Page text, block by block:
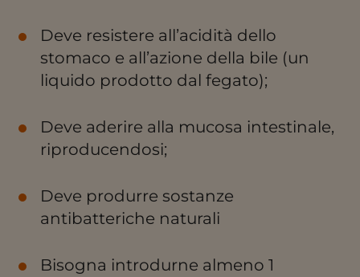
Deve resistere all’acidità dello
stomaco e all’azione della bile (un
liquido prodotto dal fegato);
Deve aderire alla mucosa intestinale,
riproducendosi;
Deve produrre sostanze
antibatteriche naturali
Bisogna introdurne almeno 1